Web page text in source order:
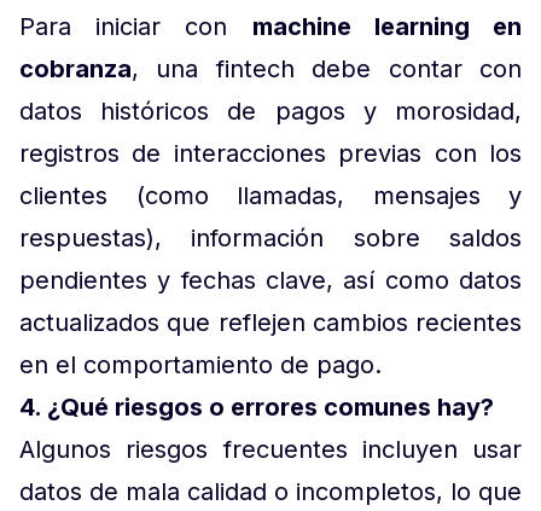
Para iniciar con machine learning en
cobranza, una fintech debe contar con
datos históricos de pagos y morosidad,
registros de interacciones previas con los
clientes (como llamadas, mensajes y
respuestas), información sobre saldos
pendientes y fechas clave, así como datos
actualizados que reflejen cambios recientes
en el comportamiento de pago.
4. ¿Qué riesgos o errores comunes hay?
Algunos riesgos frecuentes incluyen usar
datos de mala calidad o incompletos, lo que